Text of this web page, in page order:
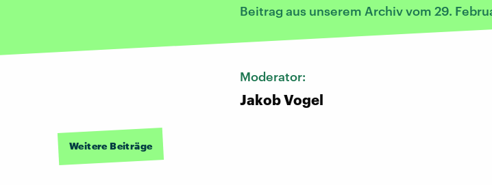
Beitrag aus unserem Archiv vom 29.
Moderator:
Jakob Vogel
Weitere Beiträge